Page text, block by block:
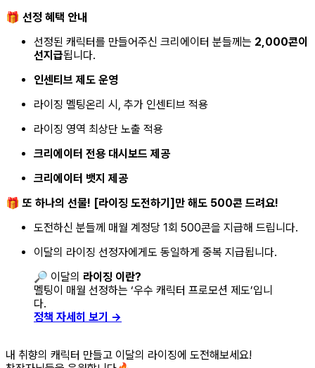
🎁 선정 혜택 안내
선정된 캐릭터를 만들어주신 크리에이터 분들께는 2,000콘이
선지급됩니다.
인센티브 제도 운영
라이징 멜팅온리 시, 추가 인센티브 적용
라이징 영역 최상단 노출 적용
크리에이터 전용 대시보드 제공
크리에이터 뱃지 제공
🎁또 하나의 선물! [라이징 도전하기]만 해도 500콘 드려요!
도전하신 분들께 매월 계정당 1회 500콘을 지급해 드립니다.
이달의 라이징 선정자에게도 동일하게 중복 지급됩니다.
🔎 이달의 라이징 이란?
멜팅이 매월 선정하는 ‘우수 캐릭터 프로모션 제도’입니
다.
정책 자세히 보기 →
내 취향의 캐릭터 만들고 이달의 라이징에 도전해보세요!